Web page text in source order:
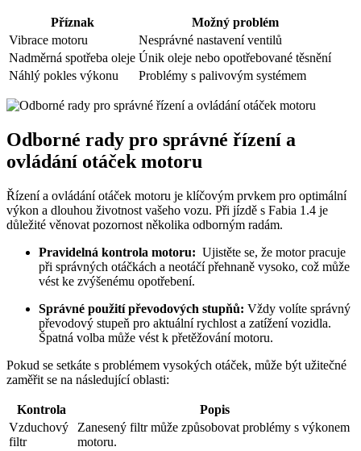
Příznak
Možný problém
Vibrace motoru
Nesprávné⁢ nastavení ventilů
Nadměrná spotřeba​ oleje Únik ⁣oleje ‍nebo opotřebované ⁤těsnění
Náhlý pokles výkonu
Problémy s palivovým systémem
Odborné rady​ pro správné řízení a
ovládání ​otáček motoru
Řízení a ovládání otáček motoru je‌ klíčovým prvkem ⁢pro optimální
⁣výkon a dlouhou životnost vašeho vozu. Při jízdě s Fabia 1.4 je
důležité věnovat pozornost několika odborným radám.
Pravidelná kontrola motoru: ​ Ujistěte se, že motor pracuje
při⁢ správných otáčkách a neotáčí přehnaně vysoko, což může
vést ke zvýšenému opotřebení.
Správné použití převodových stupňů: Vždy volíte správný
převodový stupeň pro aktuální rychlost a zatížení vozidla.
‍Špatná ⁣volba ​může vést k ‍přetěžování motoru.
Pokud se setkáte s problémem vysokých otáček, může být ⁣užitečné
zaměřit se na následující oblasti:
Kontrola
Popis
Vzduchový
filtr
Zanesený filtr může způsobovat problémy s výkonem
motoru.